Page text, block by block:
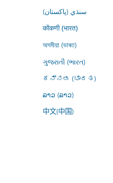
سنڌي (پاکستان)
कोंकणी (भारत)
অসমীয়া (ভাৰত)
ગુજરાતી (ભારત)
ಕನ್ನಡ (ಭಾರತ)
ລາວ (ລາວ)
中文(中国)